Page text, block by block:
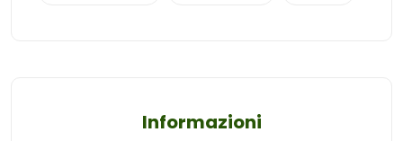
Informazioni